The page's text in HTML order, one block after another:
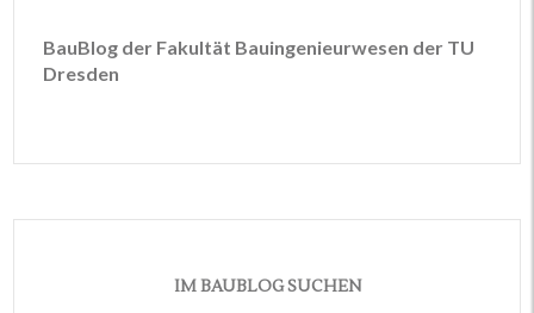
BauBlog der Fakultät Bauingenieurwesen der TU
Dresden
IM BAUBLOG SUCHEN